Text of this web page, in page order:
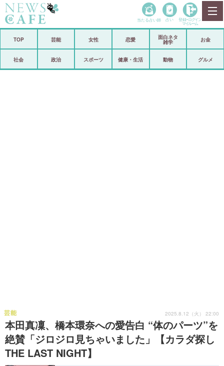
政治
当たる占い師 占い 登録• ログイン
マイルーム
TOP 芸能 女性 恋愛
面白ネタ
雑学
お金
社会 政治 スポーツ 健康・生活 動物 グルメ
本田真凜、橋本環奈への愛告白 “体のパーツ”を
絶賛「ジロジロ見ちゃいました」【カラダ探し
THE LAST NIGHT】
芸能 2025.8.12（火） 22:00